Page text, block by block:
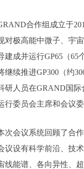
合作组成立于
对极高能中微子、宇
建成并运行GP65（
继续推进GP300（约
研人员在GRAND国
行委员会主席和会议
次会议系统回顾了合
议设有科学前沿、技
线能谱、各向异性、